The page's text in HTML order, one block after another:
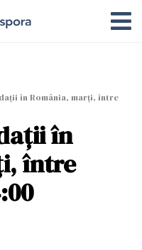
în România, marți, între
în
între